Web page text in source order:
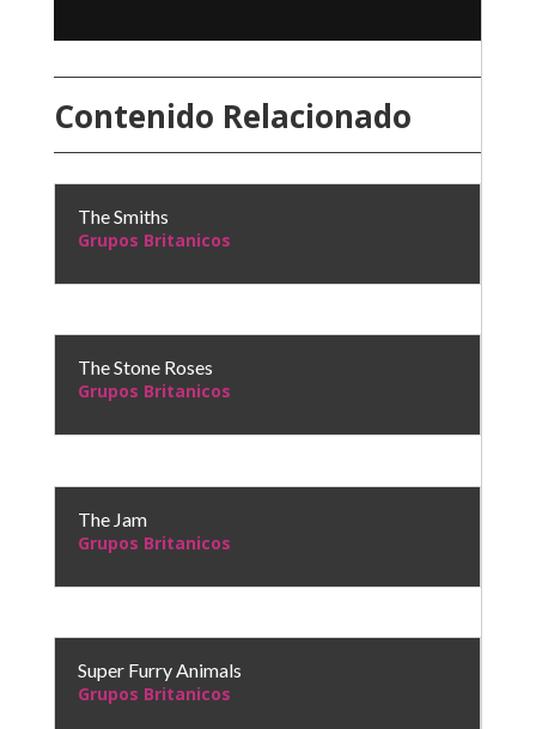
Contenido Relacionado
The Smiths
Grupos Britanicos
The Stone Roses
Grupos Britanicos
The Jam
Grupos Britanicos
Super Furry Animals
Grupos Britanicos